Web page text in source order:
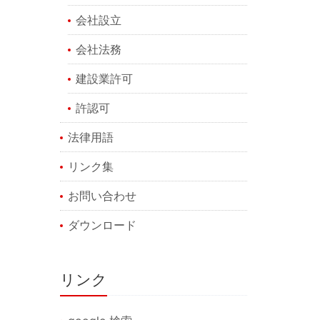
会社設立
会社法務
建設業許可
許認可
法律用語
リンク集
お問い合わせ
ダウンロード
リンク